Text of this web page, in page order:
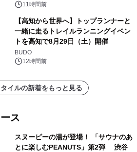
PropTech-Lab
11時間前
【高知から世界へ】トップランナーと
一緒に走るトレイルランニングイベン
トを高知で8月29日（土）開催
BUDO
12時間前
イルの新着をもっと見る
ス
スヌーピーの湯が登場！ 「サウナのあ
とに楽しむPEANUTS」第2弾 渋谷